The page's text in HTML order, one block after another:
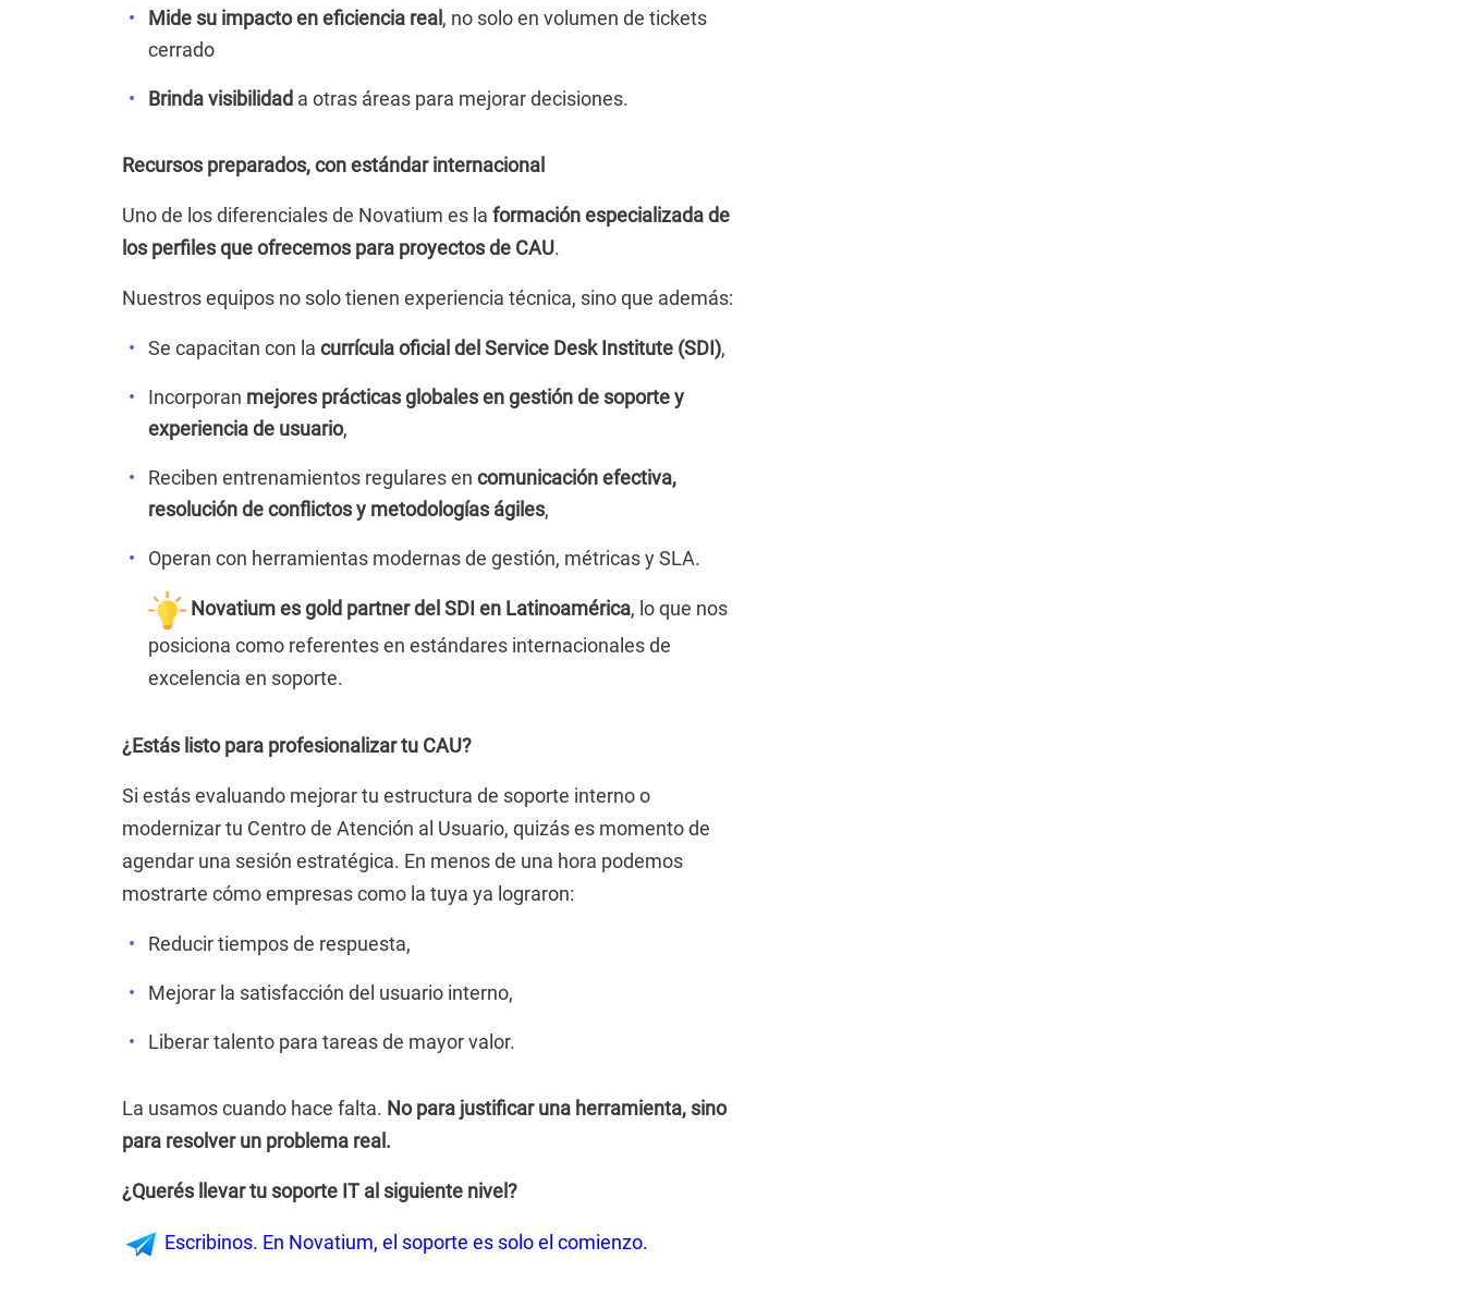
Mide su impacto en eficiencia real , no solo en volumen de tickets
cerrado
Brinda visibilidad a otras áreas para mejorar decisiones.
Recursos preparados, con estándar internacional
Uno de los diferenciales de Novatium es la formación especializada de
los perfiles que ofrecemos para proyectos de CAU.
Nuestros equipos no solo tienen experiencia técnica, sino que además:
Se capacitan con la currícula oficial del Service Desk Institute (SDI),
Incorporan mejores prácticas globales en gestión de soporte y
experiencia de usuario,
Reciben entrenamientos regulares en comunicación efectiva,
resolución de conflictos y metodologías ágiles,
Operan con herramientas modernas de gestión, métricas y SLA.
Novatium es gold partner del SDI en Latinoamérica, lo que nos
posiciona como referentes en estándares internacionales de
excelencia en soporte.
¿Estás listo para profesionalizar tu CAU?
Si estás evaluando mejorar tu estructura de soporte interno o
modernizar tu Centro de Atención al Usuario, quizás es momento de
agendar una sesión estratégica. En menos de una hora podemos
mostrarte cómo empresas como la tuya ya lograron:
Reducir tiempos de respuesta,
Mejorar la satisfacción del usuario interno,
Liberar talento para tareas de mayor valor.
La usamos cuando hace falta. No para justificar una herramienta, sino
para resolver un problema real.
¿Querés llevar tu soporte IT al siguiente nivel?
Escribinos. En Novatium, el soporte es solo el comienzo.